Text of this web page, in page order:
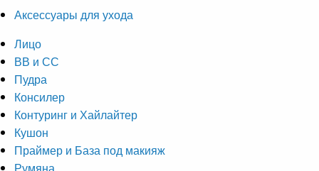
Аксессуары для ухода
Лицо
ВВ и СС
Пудра
Консилер
Контуринг и Хайлайтер
Кушон
Праймер и База под макияж